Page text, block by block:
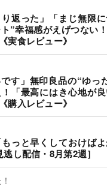
り返った」「まじ無限
”幸福感がえげつない
実食レビュー》
です」無印良品の“ゆっ
「最高にはき心地が
購入レビュー》
っと早くしておけば
し配信・8月第2週］